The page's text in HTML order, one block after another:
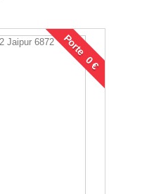
Porte 0 €